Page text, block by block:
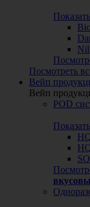
Посмотреть
Вейп
Вейп
POD